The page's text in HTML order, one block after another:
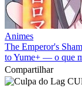
Animes
The Emperor's
to Yume+ — o que
Compartilhar